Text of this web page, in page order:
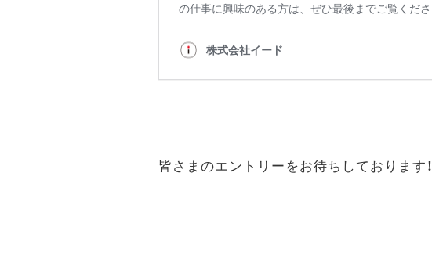
皆さまのエントリーをお待ちしております！